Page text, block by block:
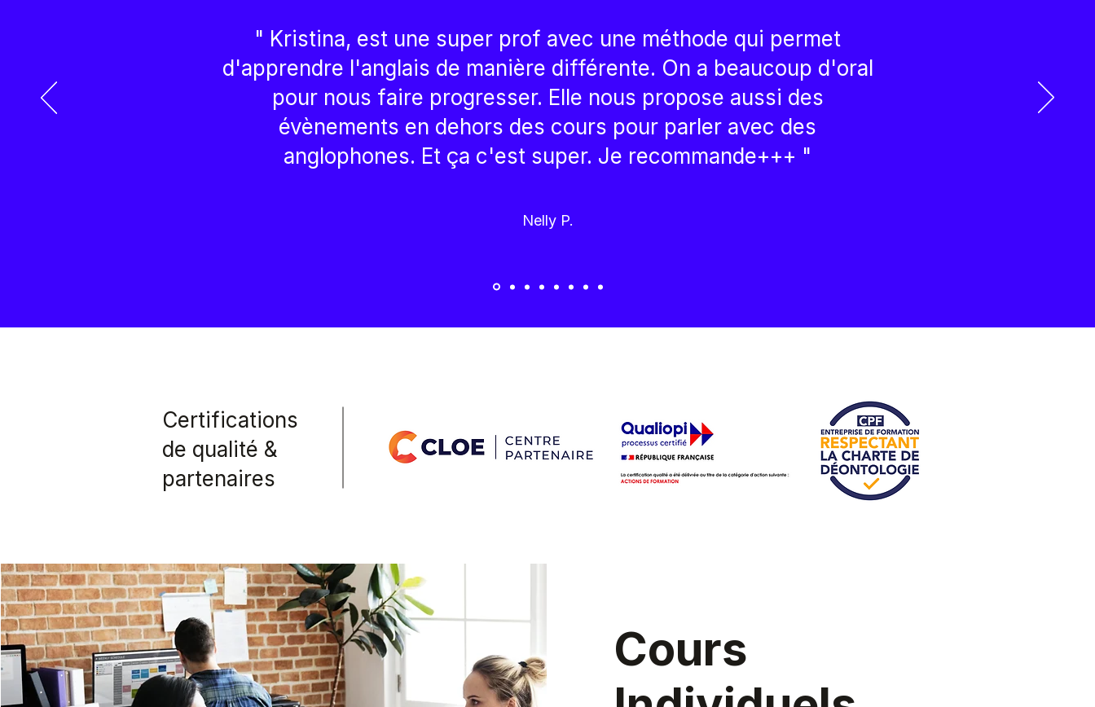
" Kristina, est une super prof avec une méthode qui permet
d'apprendre l'anglais de manière différente. On a beaucoup d'oral
pour nous faire progresser. Elle nous propose aussi des
évènements en dehors des cours pour parler avec des
anglophones. Et ça c'est super. Je recommande+++ "
Nelly P.
Certifications
de qualité &
partenaires
Cours